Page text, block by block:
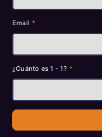
Email *
¿Cuánto es 1 - 1? *